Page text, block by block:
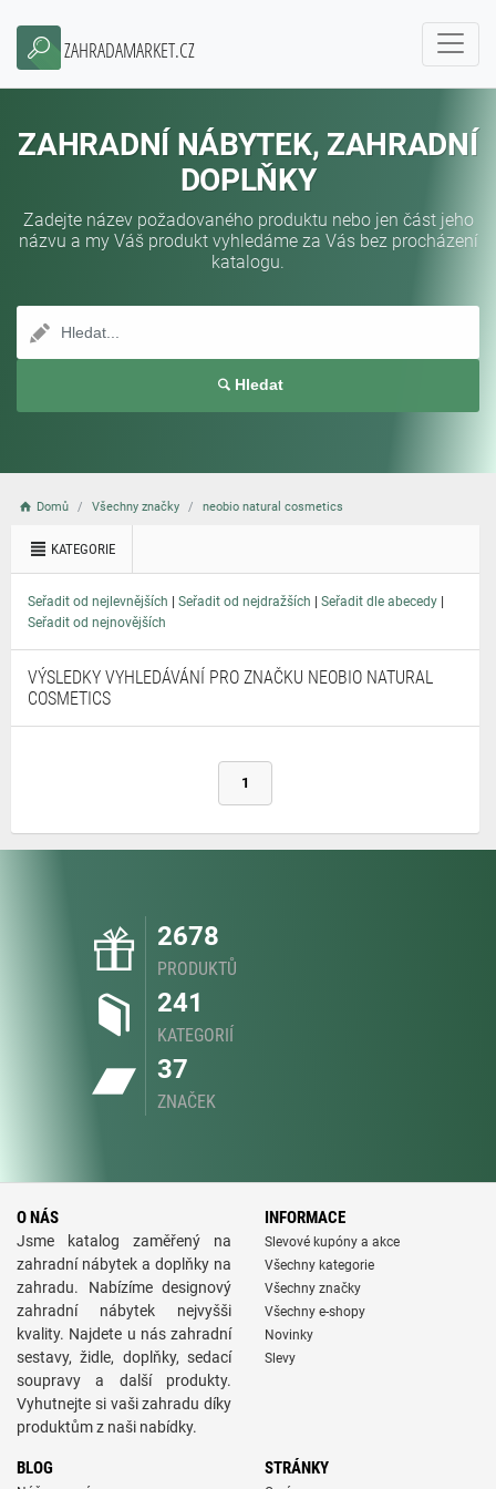
ZAHRADAMARKET.CZ
ZAHRADNÍ NÁBYTEK, ZAHRADNÍ
DOPLŇKY
Zadejte název požadovaného produktu nebo jen část jeho
názvu a my Váš produkt vyhledáme za Vás bez procházení
katalogu.
Hledat
Domů Všechny značky neobio natural cosmetics
KATEGORIE
Seřadit od nejlevnějších | Seřadit od nejdražších | Seřadit dle abecedy |
Seřadit od nejnovějších
VÝSLEDKY VYHLEDÁVÁNÍ PRO ZNAČKU NEOBIO NATURAL
COSMETICS
1
2678
PRODUKTŮ
241
KATEGORIÍ
37
ZNAČEK
O NÁS
Jsme katalog zaměřený na
zahradní nábytek a doplňky na
zahradu. Nabízíme designový
zahradní nábytek nejvyšši
kvality. Najdete u nás zahradní
sestavy, židle, doplňky, sedací
soupravy a další produkty.
Vyhutnejte si vaši zahradu díky
produktům z naši nabídky.
INFORMACE
Slevové kupóny a akce
Všechny kategorie
Všechny značky
Všechny e-shopy
Novinky
Slevy
BLOG STRÁNKY